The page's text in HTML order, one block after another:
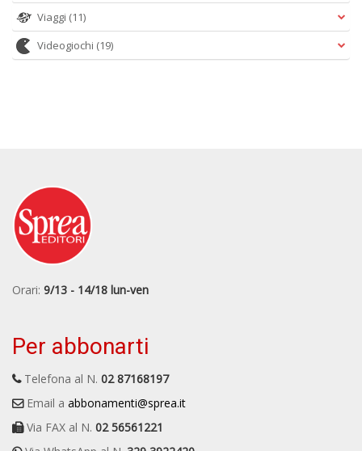
Viaggi (11)
Videogiochi (19)
Orari: 9/13 - 14/18 lun-ven
Per abbonarti
Telefona al N. 02 87168197
Email a abbonamenti@sprea.it
Via FAX al N. 02 56561221